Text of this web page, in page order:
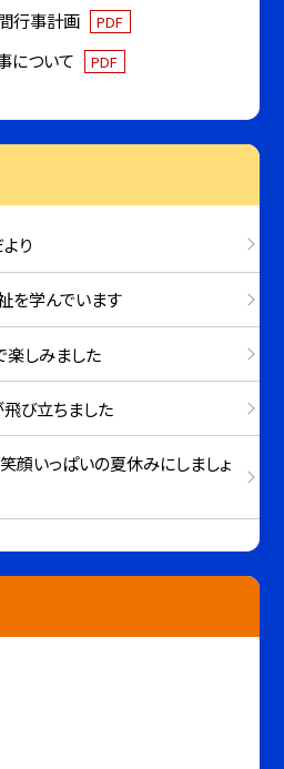
行事計画 PDF
について PDF
り
を学んでいます
楽しみました
び立ちました
顔いっぱいの夏休みにしましょ